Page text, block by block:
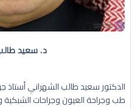
د. سعيد
الدكتور سعيد طالب الشهراني أستاذ
طب وجراحة العيون وجراحات الشبكية